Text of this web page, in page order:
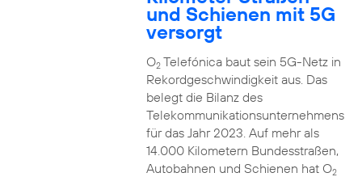
und Schienen mit 5G
versorgt
O2Telefónica baut sein 5G-Netz in
Rekordgeschwindigkeit aus. Das
belegt die Bilanz des
Telekommunikationsunternehmens
für das Jahr 2023. Auf mehr als
14.000 Kilometern Bundesstraßen,
Autobahnen und Schienen hat O2